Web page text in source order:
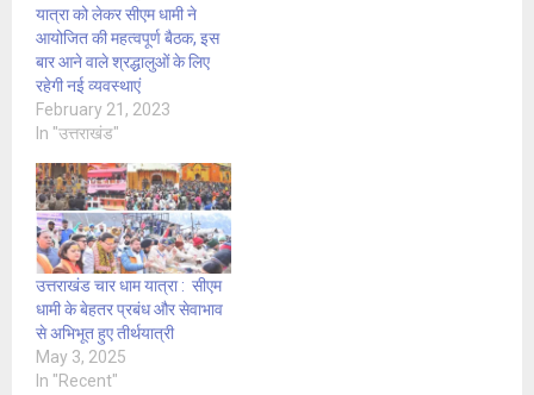
यात्रा को लेकर सीएम धामी ने
आयोजित की महत्वपूर्ण बैठक, इस
बार आने वाले श्रद्धालुओं के लिए
रहेगी नई व्यवस्थाएं
February 21, 2023
In "उत्तराखंड"
उत्तराखंड चार धाम यात्रा : सीएम
धामी के बेहतर प्रबंध और सेवाभाव
से अभिभूत हुए तीर्थयात्री
May 3, 2025
In "Recent"